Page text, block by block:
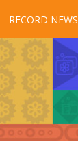
RECORD NEWS